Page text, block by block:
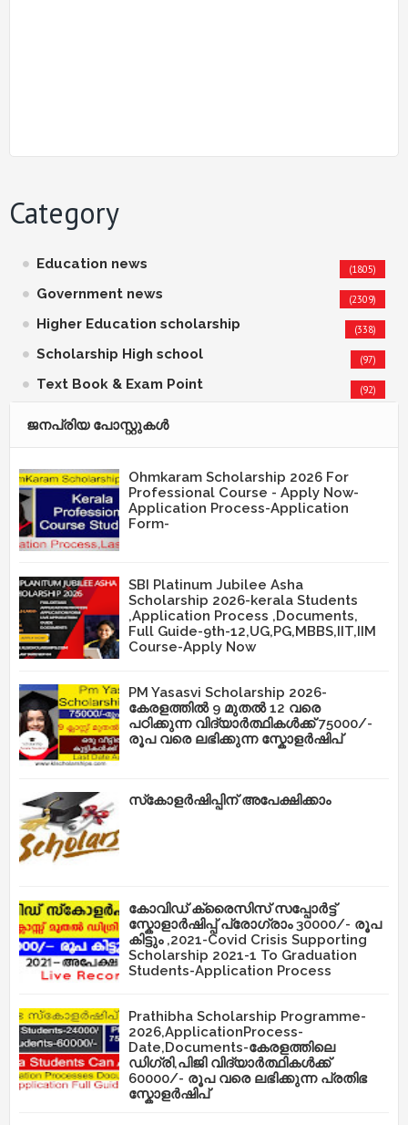
Category
Education news (1805)
Government news (2309)
Higher Education scholarship (338)
Scholarship High school (97)
Text Book & Exam Point (92)
ജനപ്രിയ പോസ്റ്റുകള്‍‌
Ohmkaram Scholarship 2026 For
Professional Course - Apply Now-
Application Process-Application
Form-
SBI Platinum Jubilee Asha
Scholarship 2026-kerala Students
,Application Process ,Documents,
Full Guide-9th-12,UG,PG,MBBS,IIT,IIM
Course-Apply Now
PM Yasasvi Scholarship 2026-
കേരളത്തിൽ 9 മുതൽ 12 വരെ
പഠിക്കുന്ന വിദ്യാർത്ഥികൾക്ക് 75000/-
രൂപ വരെ ലഭിക്കുന്ന സ്കോളർഷിപ്
സ്‌കോളർഷിപ്പിന് അപേക്ഷിക്കാം
കോവിഡ് ക്രൈസിസ് സപ്പോർട്ട്
സ്കോളാർഷിപ്പ് പ്രോഗ്രാം 30000/- രൂപ
കിട്ടും ,2021-Covid Crisis Supporting
Scholarship 2021-1 To Graduation
Students-Application Process
Prathibha Scholarship Programme-
2026,ApplicationProcess-
Date,Documents-കേരളത്തിലെ
ഡിഗ്രി,പിജി വിദ്യാർത്ഥികൾക്ക്
60000/- രൂപ വരെ ലഭിക്കുന്ന പ്രതിഭ
സ്കോളർഷിപ്